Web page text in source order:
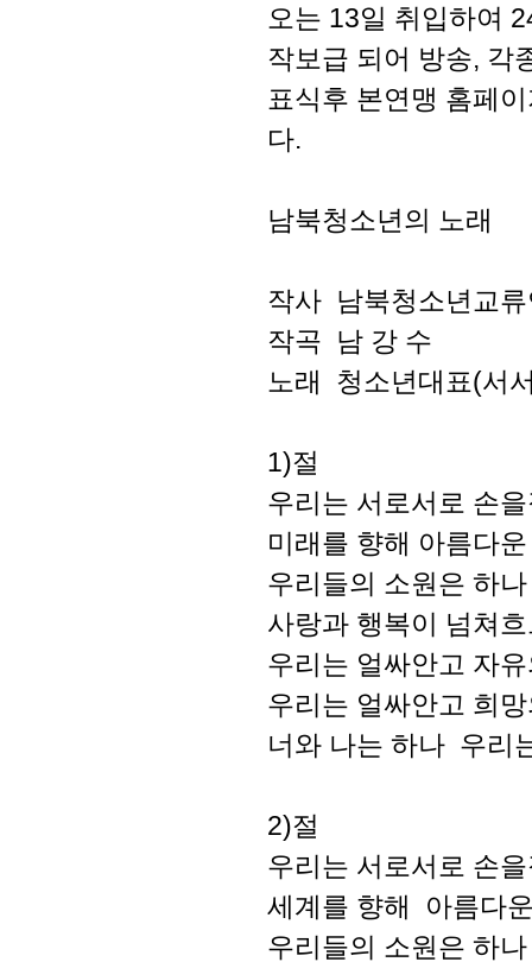
오는 13일 취입하여
작보급 되어 방송, 각
표식후 본연맹 홈페
다.
남북청소년의 노래
작사 남북청소년교
작곡 남 강 수
노래 청소년대표(서
1)절
우리는 서로서로 손
미래를 향해 아름다
우리들의 소원은 하
사랑과 행복이 넘쳐
우리는 얼싸안고 자
우리는 얼싸안고 희
너와 나는 하나 우리
2)절
우리는 서로서로 손
세계를 향해 아름다
우리들의 소원은 하